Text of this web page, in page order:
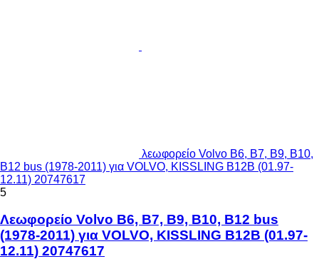
λεωφορείο Volvo B6, B7, B9, B10,
B12 bus (1978-2011) για VOLVO, KISSLING B12B (01.97-
12.11) 20747617
5
Λεωφορείο Volvo B6, B7, B9, B10, B12 bus
(1978-2011) για VOLVO, KISSLING B12B (01.97-
12.11) 20747617